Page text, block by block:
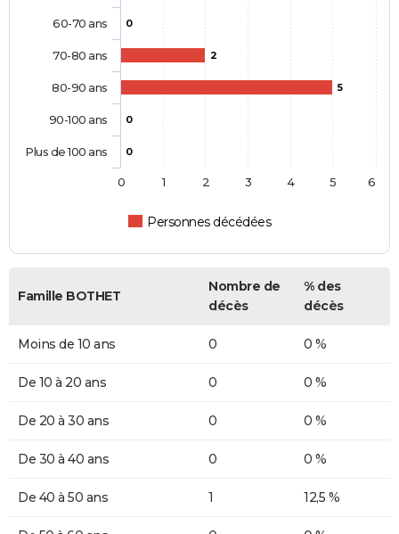
0
2
5
0
0
Personnes décédées
60-70 ans
70-80 ans
80-90 ans
90-100 ans
Plus de 100 ans
0 1 2 3 4 5 6
Famille BOTHET
Nombre de
décès
% des
décès
Moins de 10 ans 0 0 %
De 10 à 20 ans 0 0 %
De 20 à 30 ans 0 0 %
De 30 à 40 ans 0 0 %
De 40 à 50 ans 1 12,5 %